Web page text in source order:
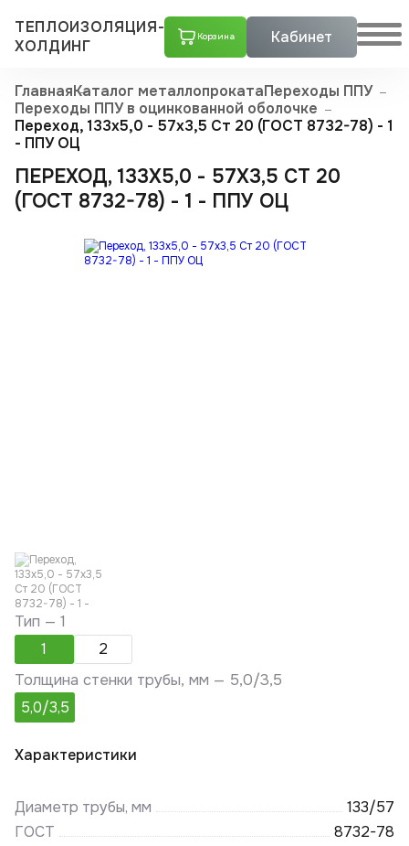
ТЕПЛОИЗОЛЯЦИЯ-
ХОЛДИНГ
Корзина Кабинет
ГлавнаяКаталог металлопрокатаПереходы ППУ
Переходы ППУ в оцинкованной оболочке
Переход, 133х5,0 - 57x3,5 Ст 20 (ГОСТ 8732-78) - 1
- ППУ ОЦ
ПЕРЕХОД, 133Х5,0 - 57X3,5 СТ 20
(ГОСТ 8732-78) - 1 - ППУ ОЦ
Тип —1
1
2
Толщина стенки трубы, мм — 5,0/3,5
5,0/3,5
Характеристики
Диаметр трубы, мм
133/57
ГОСТ
8732-78